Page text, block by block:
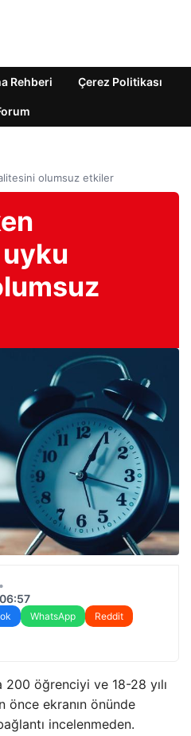
Rehberi Çerez Politikası
olumsuz etkiler
•
WhatsApp
Reddit
öğrenciyi ve 18-28 yılı
önce ekranın önünde
incelenmeden.